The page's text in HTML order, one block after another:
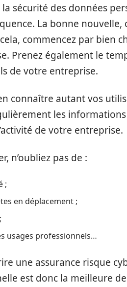
la sécurité des données
La bonne nouvelle,
commencez par bien
Prenez également le
de votre entreprise.
connaître autant vos
les
de votre entreprise.
n’oubliez pas de :
;
en déplacement ;
usages professionnels…
une assurance risque
est donc la meilleure